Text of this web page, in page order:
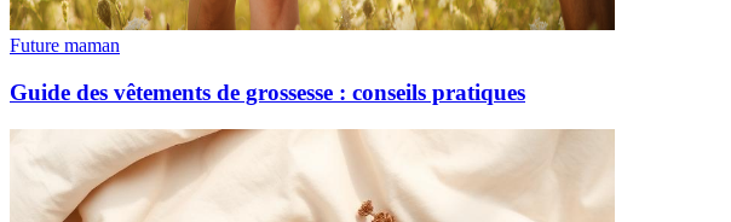
Future maman
Guide des vêtements de grossesse : conseils pratiques